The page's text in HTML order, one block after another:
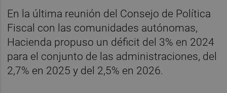
En la última reunión del Consejo de Política
Fiscal con las comunidades autónomas,
Hacienda propuso un déficit del 3% en 2024
para el conjunto de las administraciones, del
2,7% en 2025 y del 2,5% en 2026.